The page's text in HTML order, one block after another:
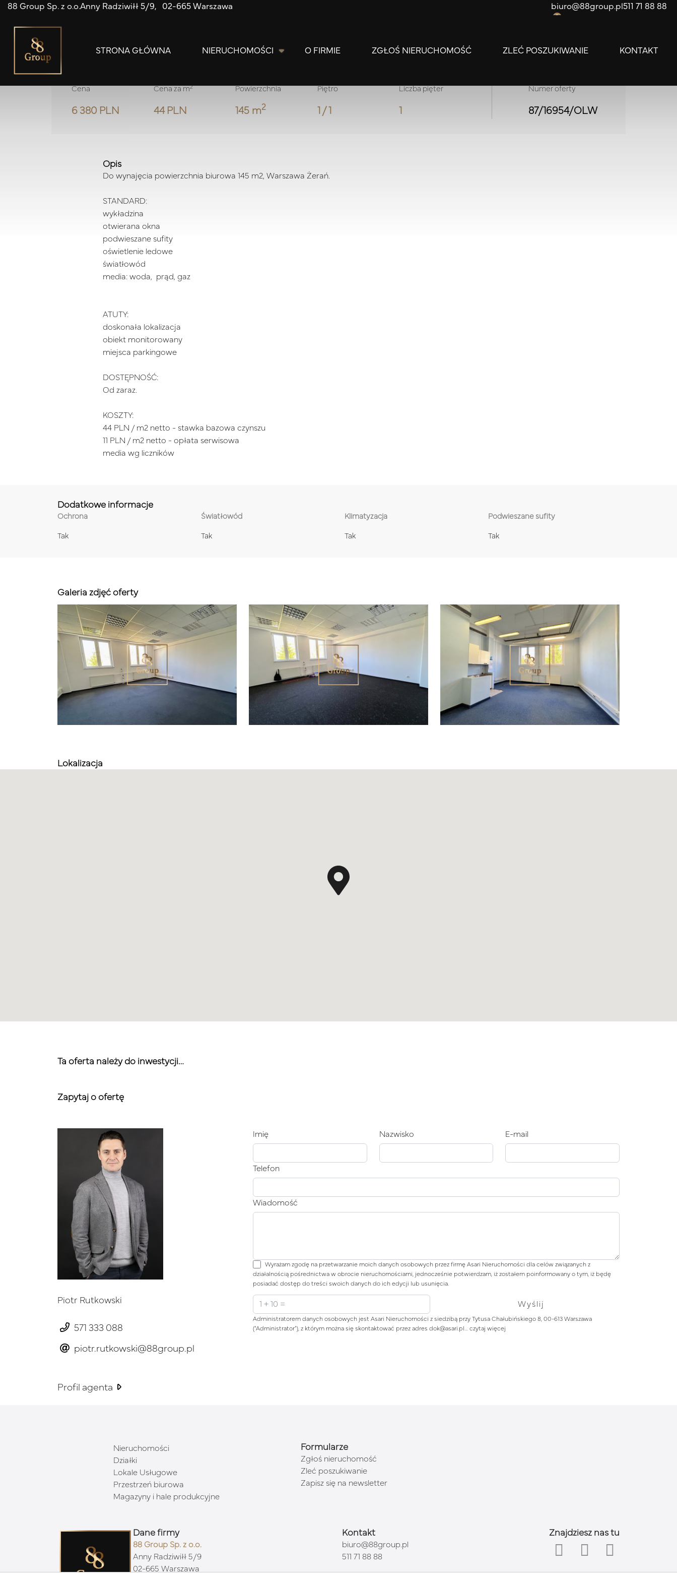
88 Group Sp. z o.o.Anny Radziwiłł 5/9 02-665 Warszawa biuro@88group.pl511 71 88 88
0
STRONA GŁÓWNA NIERUCHOMOŚCI O FIRMIE ZGŁOŚ NIERUCHOMOŚĆ ZLEĆ POSZUKIWANIE KONTAKT
Cena
6 380 PLN
Cena za m2
44 PLN
Powierzchnia
145 m2
Piętro
1 / 1
Liczba pięter
1
Numer oferty
87/16954/OLW
Opis
Do wynajęcia powierzchnia biurowa 145 m2, Warszawa Żerań.
STANDARD:
wykładzina
otwierana okna
podwieszane sufity
oświetlenie ledowe
światłowód
media: woda, prąd, gaz
ATUTY:
doskonała lokalizacja
obiekt monitorowany
miejsca parkingowe
DOSTĘPNOŚĆ:
Od zaraz.
KOSZTY:
44 PLN / m2 netto - stawka bazowa czynszu
11 PLN / m2 netto - opłata serwisowa
media wg liczników
Dodatkowe informacje
Ochrona
Tak
Światłowód
Tak
Klimatyzacja
Tak
Podwieszane sufity
Tak
Galeria zdjęć oferty
Lokalizacja
Ta oferta należy do inwestycji…
Zapytaj o ofertę
Piotr Rutkowski
571 333 088
piotr.rutkowski@88group.pl
Profil agenta
Imię Nazwisko E-mail
Telefon
Wiadomość
Wyrażam zgodę na przetwarzanie moich danych osobowych przez firmę Asari Nieruchomości dla celów związanych z
działalnością pośrednictwa w obrocie nieruchomościami, jednocześnie potwierdzam, iż zostałem poinformowany o tym, iż będę
posiadać dostęp do treści swoich danych do ich edycji lub usunięcia.
Administratorem danych osobowych jest Asari Nieruchomości z siedzibą przy Tytusa Chałubińskiego 8, 00-613 Warszawa
(“Administrator”), z którym można się skontaktować przez adres dok@asari.pl… czytaj więcej
Nieruchomości
Działki
Lokale Usługowe
Przestrzeń biurowa
Magazyny i hale produkcyjne
Formularze
Zgłoś nieruchomość
Zleć poszukiwanie
Zapisz się na newsletter
Dane firmy
88 Group Sp. z o.o.
Anny Radziwiłł 5/9
02-665 Warszawa
Kontakt
biuro@88group.pl
511 71 88 88
Znajdziesz nas tu